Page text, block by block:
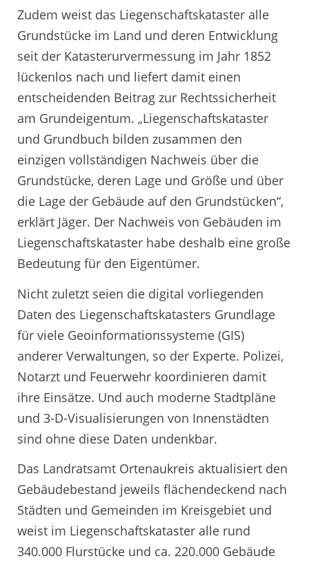
Zudem weist das Liegenschaftskataster alle
Grundstücke im Land und deren Entwicklung
seit der Katasterurvermessung im Jahr 1852
lückenlos nach und liefert damit einen
entscheidenden Beitrag zur Rechtssicherheit
am Grundeigentum. „Liegenschaftskataster
und Grundbuch bilden zusammen den
einzigen vollständigen Nachweis über die
Grundstücke, deren Lage und Größe und über
die Lage der Gebäude auf den Grundstücken“,
erklärt Jäger. Der Nachweis von Gebäuden im
Liegenschaftskataster habe deshalb eine große
Bedeutung für den Eigentümer.
Nicht zuletzt seien die digital vorliegenden
Daten des Liegenschaftskatasters Grundlage
für viele Geoinformationssysteme (GIS)
anderer Verwaltungen, so der Experte. Polizei,
Notarzt und Feuerwehr koordinieren damit
ihre Einsätze. Und auch moderne Stadtpläne
und 3-D-Visualisierungen von Innenstädten
sind ohne diese Daten undenkbar.
Das Landratsamt Ortenaukreis aktualisiert den
Gebäudebestand jeweils flächendeckend nach
Städten und Gemeinden im Kreisgebiet und
weist im Liegenschaftskataster alle rund
340.000 Flurstücke und ca. 220.000 Gebäude